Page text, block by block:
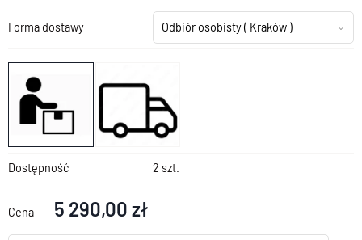
Forma dostawy Odbiór osobisty( Kraków )
Dostępność 2 szt.
Cena 5 290,00 zł